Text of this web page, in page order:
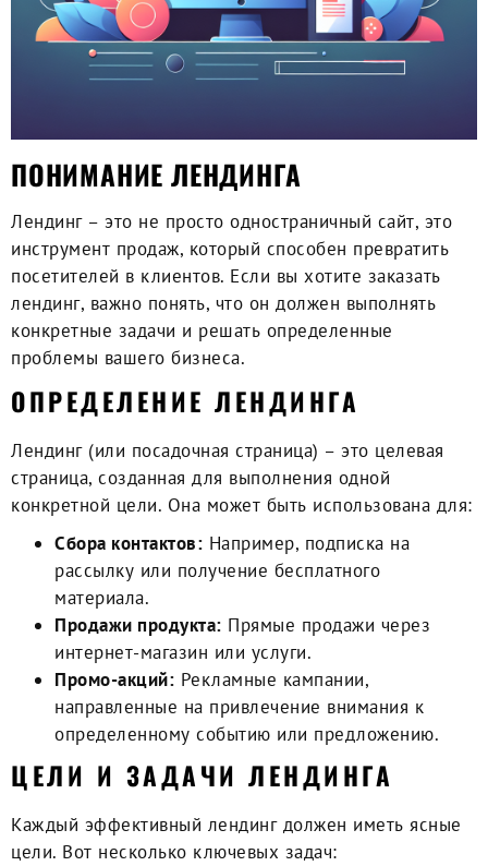
ПОНИМАНИЕ ЛЕНДИНГА
Лендинг – это не просто одностраничный сайт, это
инструмент продаж, который способен превратить
посетителей в клиентов. Если вы хотите заказать
лендинг, важно понять, что он должен выполнять
конкретные задачи и решать определенные
проблемы вашего бизнеса.
ОПРЕДЕЛЕНИЕ ЛЕНДИНГА
Лендинг (или посадочная страница) – это целевая
страница, созданная для выполнения одной
конкретной цели. Она может быть использована для:
Сбора контактов: Например, подписка на
рассылку или получение бесплатного
материала.
Продажи продукта: Прямые продажи через
интернет-магазин или услуги.
Промо-акций: Рекламные кампании,
направленные на привлечение внимания к
определенному событию или предложению.
ЦЕЛИ И ЗАДАЧИ ЛЕНДИНГА
Каждый эффективный лендинг должен иметь ясные
цели. Вот несколько ключевых задач: